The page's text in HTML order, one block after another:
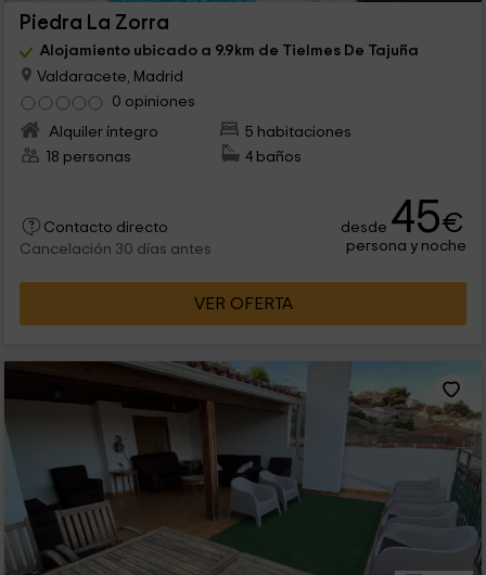
Piedra La Zorra
Alojamiento ubicado a 9.9km de Tielmes De Tajuña
Valdaracete, Madrid
0 opiniones
Alquiler íntegro
5 habitaciones
18 personas
4 baños
Contacto directo
Cancelación 30 días antes
desde 45€
persona y noche
VER OFERTA